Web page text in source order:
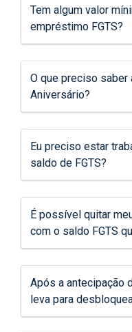
Tem algum valor
empréstimo FGTS?
O que preciso saber
Aniversário?
Eu preciso estar
saldo de FGTS?
É possível quitar
com o saldo FGTS
Após a antecipação
leva para